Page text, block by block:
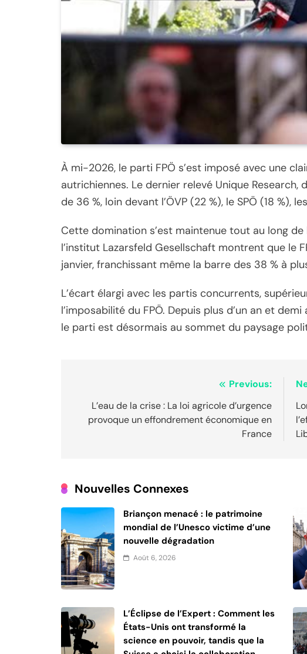
À mi-2026, le parti FPÖ s’est imposé avec une
autrichiennes. Le dernier relevé Unique
de 36 %, loin devant l’ÖVP (22 %), le SPÖ (18 %),
Cette domination s’est maintenue tout au long
l’institut Lazarsfeld Gesellschaft montrent que le
janvier, franchissant même la barre des 38 % à
L’écart élargi avec les partis concurrents,
l’imposabilité du FPÖ. Depuis plus d’un an et
le parti est désormais au sommet du paysage
l’article
Previous:
L’eau de la crise : La loi agricole d’urgence
provoque un effondrement économique en
France
Nouvelles Connexes
Briançon menacé : le patrimoine
mondial de l’Unesco victime d’une
nouvelle dégradation
Août 6, 2026
L’Éclipse de l’Expert : Comment les
États-Unis ont transformé la
science en pouvoir, tandis que la